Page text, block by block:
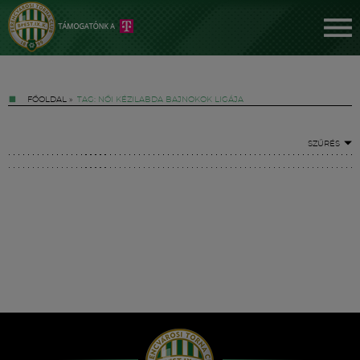
FŐOLDAL » TAG: NŐI KÉZILABDA BAJNOKOK LIGÁJA
SZŰRÉS
Hírek